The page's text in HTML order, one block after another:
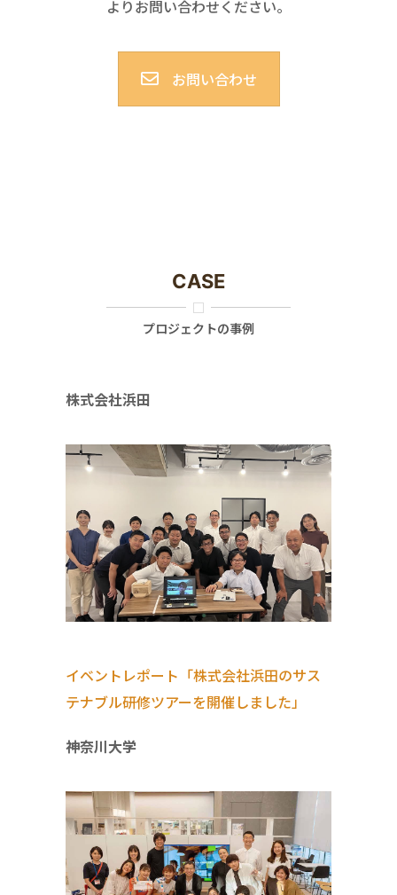
よりお問い合わせください。
お問い合わせ
CASE
プロジェクトの事例
株式会社浜田
イベントレポート「株式会社浜田のサス
テナブル研修ツアーを開催しました」
神奈川大学